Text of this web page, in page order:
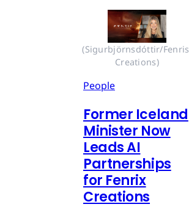
(Sigurbjörnsdóttir/Fenris
Creations)
People
Former Iceland
Minister Now
Leads AI
Partnerships
for Fenrix
Creations